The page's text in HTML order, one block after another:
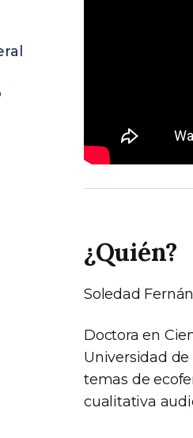
¿Quién?
Soledad
Doctora en
Universidad de
temas de
cualitativa